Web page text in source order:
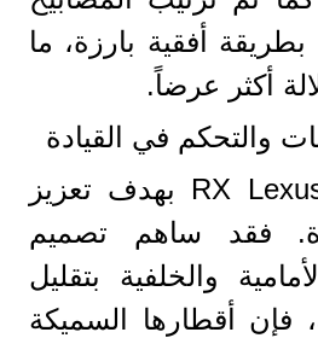
أفقية بارزة، ما
أكثر عرضاً.
والتحكم في القيادة
جاءت لكزس RX Lexus بهدف تعزيز
فقد ساهم تصميم
والخلفية بتقليل
فإن أقطارها السميكة